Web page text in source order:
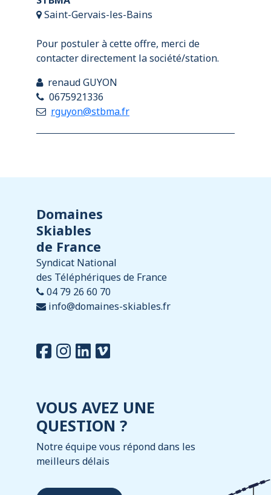
Saint-Gervais-les-Bains
Pour postuler à cette offre, merci de
contacter directement la société/station.
renaud GUYON
0675921336
rguyon@stbma.fr
Domaines
Skiables
de France
Syndicat National
des Téléphériques de France
04 79 26 60 70
info@domaines-skiables.fr
VOUS AVEZ UNE
QUESTION ?
Notre équipe vous répond dans les
meilleurs délais